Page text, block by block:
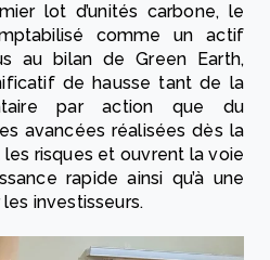
lot d’unités carbone, le
comme un actif
au bilan de Green Earth,
de hausse tant de la
par action que du
avancées réalisées dès la
risques et ouvrent la voie
rapide ainsi qu’à une
investisseurs.